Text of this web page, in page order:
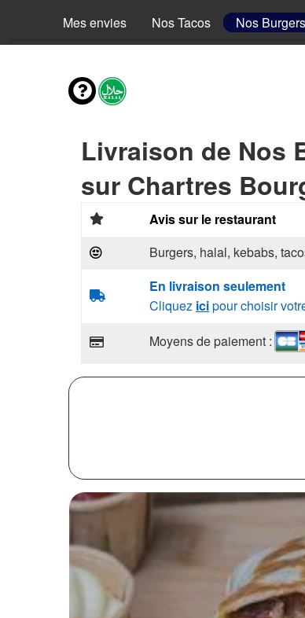
Mes envies Nos Tacos Nos Burgers
Livraison de Nos
sur Chartres
Avis sur le restaurant
Burgers, halal, kebabs,
En livraison seulement
Cliquez icipour choisir
Moyens de paiement :